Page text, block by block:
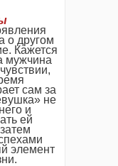
о другом
Кажется
мужчина
сам за
не
и
ей
элемент